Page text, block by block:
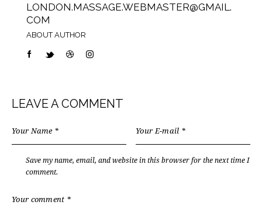
LONDON.MASSAGE.WEBMASTER@GMAIL.
COM
ABOUT AUTHOR
LEAVE A COMMENT
Save my name, email, and website in this browser for the next time I
comment.